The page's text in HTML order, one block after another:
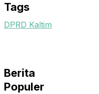
Tags
DPRD Kaltim
Berita
Populer